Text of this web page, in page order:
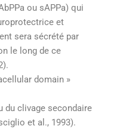
ou sAPPa) qui
et
sera sécrété par
le long de ce
domain »
du clivage secondaire
et al., 1993).